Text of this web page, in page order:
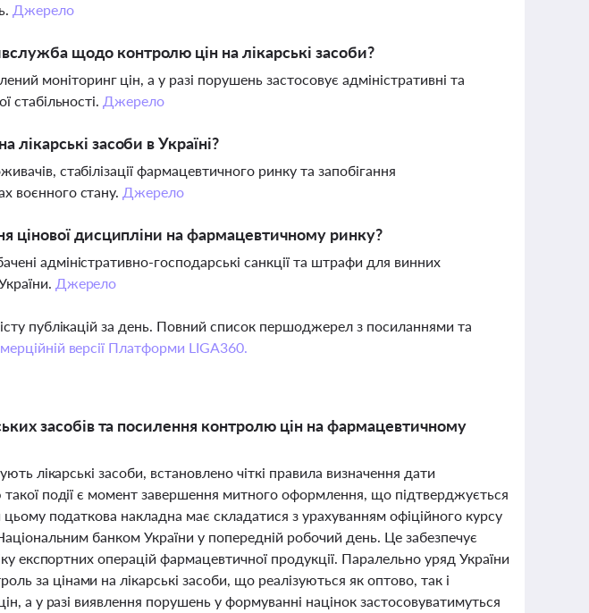
Джерело
щодо контролю цін на лікарські засоби?
моніторинг цін, а у разі порушень застосовує адміністративні та
стабільності. Джерело
засоби в Україні?
стабілізації фармацевтичного ринку та запобігання
воєнного стану. Джерело
цінової дисципліни на фармацевтичному ринку?
адміністративно-господарські санкції та штрафи для винних
Джерело
публікацій за день. Повний список першоджерел з посиланнями та
версії Платформи LIGA360.
засобів та посилення контролю цін на фармацевтичному
лікарські засоби, встановлено чіткі правила визначення дати
події є момент завершення митного оформлення, що підтверджується
податкова накладна має складатися з урахуванням офіційного курсу
банком України у попередній робочий день. Це забезпечує
експортних операцій фармацевтичної продукції. Паралельно уряд України
за цінами на лікарські засоби, що реалізуються як оптово, так і
а у разі виявлення порушень у формуванні націнок застосовуватимуться